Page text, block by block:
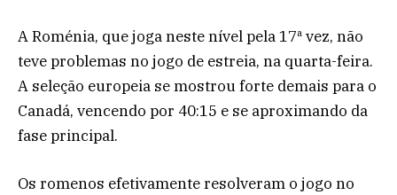
A Roménia, que joga neste nível pela 17ª vez, não
teve problemas no jogo de estreia, na quarta-feira.
A seleção europeia se mostrou forte demais para o
Canadá, vencendo por 40:15 e se aproximando da
fase principal.
Os romenos efetivamente resolveram o jogo no